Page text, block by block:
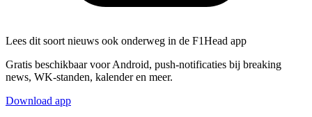
Lees dit soort nieuws ook onderweg in de F1Head app
Gratis beschikbaar voor Android, push-notificaties bij breaking
news, WK-standen, kalender en meer.
Download app